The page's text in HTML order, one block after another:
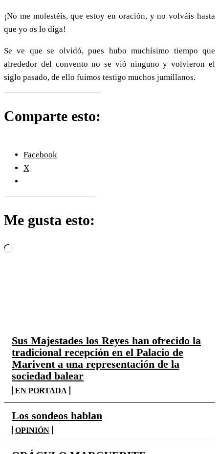
​Sus Majestades los Reyes han ofrecido la
tradicional recepción en el Palacio de
Marivent​ a una representación de la
sociedad balear
EN PORTADA
Los sondeos hablan
OPINIÓN
¡No me molestéis, que estoy en oración, y no volváis hasta
que yo os lo diga!
Se ve que se olvidó, pues hubo muchísimo tiempo que
alrededor del convento no se vió ninguno y volvieron el
siglo pasado, de ello fuimos testigo muchos jumillanos.
Comparte esto:
Facebook
X
Me gusta esto:
C
o
.
.
.